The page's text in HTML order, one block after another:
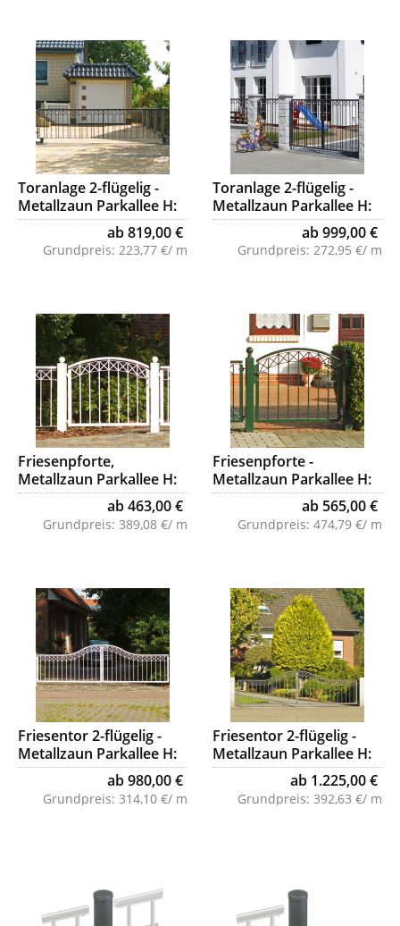
Toranlage 2-flügelig -
Metallzaun Parkallee H:
120cm
ab 819,00 €
Grundpreis: 223,77 €/ m
Toranlage 2-flügelig -
Metallzaun Parkallee H:
150cm
ab 999,00 €
Grundpreis: 272,95 €/ m
Friesenpforte,
Metallzaun Parkallee H:
90 cm
ab 463,00 €
Grundpreis: 389,08 €/ m
Friesenpforte -
Metallzaun Parkallee H:
120cm
ab 565,00 €
Grundpreis: 474,79 €/ m
Friesentor 2-flügelig -
Metallzaun Parkallee H:
90cm
ab 980,00 €
Grundpreis: 314,10 €/ m
Friesentor 2-flügelig -
Metallzaun Parkallee H:
120cm
ab 1.225,00 €
Grundpreis: 392,63 €/ m